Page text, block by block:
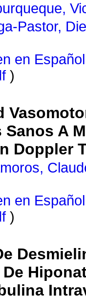
Pastor,
en Español
)
A
Doppler
en Español
)